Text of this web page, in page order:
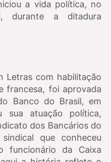
a vida política, no
durante a ditadura
Letras com habilitação
francesa, foi aprovada
Banco do Brasil, em
sua atuação política,
dos Bancários do
que conheceu
funcionário da Caixa